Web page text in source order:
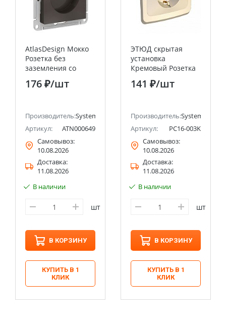
(ранее Schneider Electric)
AtlasDesign Мокко
Розетка без
заземления со
шторками 16А
Systeme Electric
176 ₽/шт
Производитель:Systeme Electric (ранее Schneider Electric)
Артикул:
ATN000649
Самовывоз:
10.08.2026
Доставка:
11.08.2026
В наличии
шт
В КОРЗИНУ
КУПИТЬ В 1
КЛИК
ЭТЮД скрытая
установка
Кремовый Розетка
одинарная с
заземлением
141 ₽/шт
Производитель:Systeme
Артикул:
PC16-003K
Самовывоз:
10.08.2026
Доставка:
11.08.2026
В наличии
шт
В КОРЗИНУ
КУПИТЬ В 1
КЛИК